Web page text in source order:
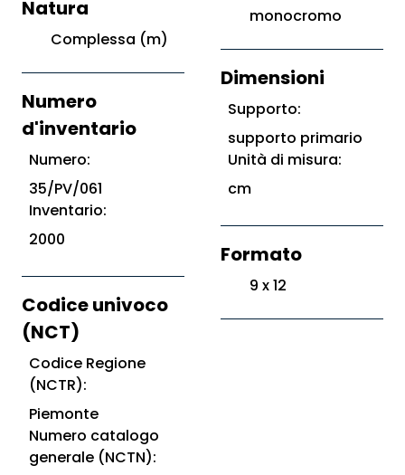
Natura
Complessa (m)
Numero
d'inventario
Numero:
35/PV/061
Inventario:
2000
Codice univoco
(NCT)
Codice Regione
(NCTR):
Piemonte
Numero catalogo
generale (NCTN):
monocromo
Dimensioni
Supporto:
supporto primario
Unità di misura:
cm
Formato
9 x 12